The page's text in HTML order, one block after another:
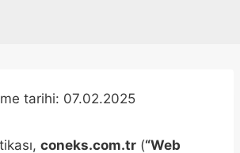
tarihi: 07.02.2025
coneks.com.tr (“Web